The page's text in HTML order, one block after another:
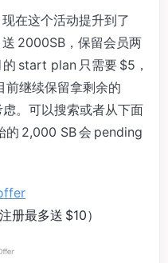
在这个活动提升到了
2000SB，保留会员两
start plan 只需要 $5，
前继续保留拿剩余的
。可以搜索或者从下面
的 2,000 SB 会 pending
注册最多送 $10）